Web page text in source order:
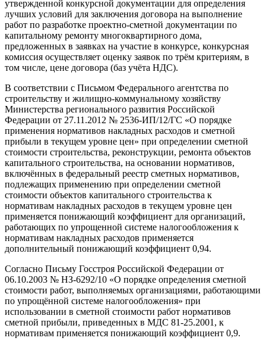
утвержденной конкурсной документации для определения
лучших условий для заключения договора на выполнение
работ по разработке проектно-сметной документации по
капитальному ремонту многоквартирного дома,
предложенных в заявках на участие в конкурсе, конкурсная
комиссия осуществляет оценку заявок по трём критериям, в
том числе, цене договора (баз учёта НДС).
В соответствии с Письмом Федерального агентства по
строительству и жилищно-коммунальному хозяйству
Министерства регионального развития Российской
Федерации от 27.11.2012 № 2536-ИП/12/ГС «О порядке
применения нормативов накладных расходов и сметной
прибыли в текущем уровне цен» при определении сметной
стоимости строительства, реконструкции, ремонта объектов
капитального строительства, на основании нормативов,
включённых в федеральный реестр сметных нормативов,
подлежащих применению при определении сметной
стоимости объектов капитального строительства к
нормативам накладных расходов в текущем уровне цен
применяется понижающий коэффициент для организаций,
работающих по упрощенной системе налогообложения к
нормативам накладных расходов применяется
дополнительный понижающий коэффициент 0,94.
Согласно Письму Госстроя Российской Федерации от
06.10.2003 № НЗ-6292/10 «О порядке определения сметной
стоимости работ, выполняемых организациями, работающими
по упрощённой системе налогообложения» при
использовании в сметной стоимости работ нормативов
сметной прибыли, приведенных в МДС 81-25.2001, к
нормативам применяется понижающий коэффициент 0,9.